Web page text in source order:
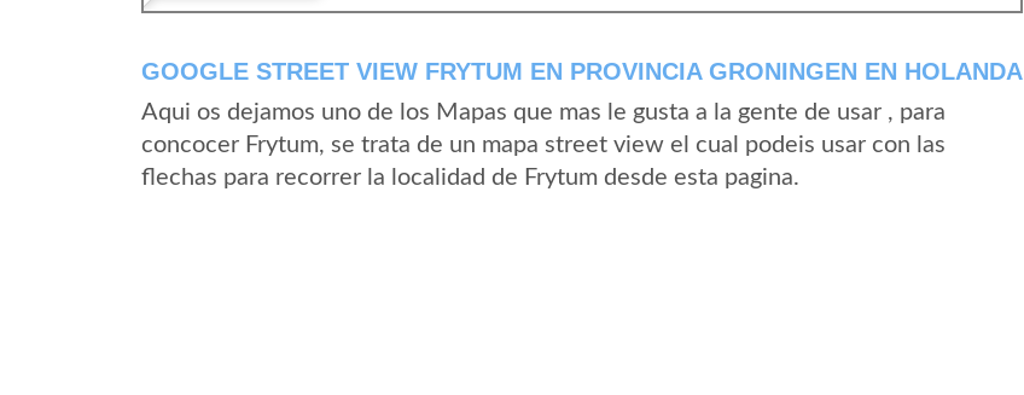
GOOGLE STREET VIEW FRYTUM EN PROVINCIA GRONINGEN EN HOLANDA
Aqui os dejamos uno de los Mapas que mas le gusta a la gente de usar , para
concocer Frytum, se trata de un mapa street view el cual podeis usar con las
flechas para recorrer la localidad de Frytum desde esta pagina.